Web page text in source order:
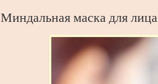
Миндальная маска для лица